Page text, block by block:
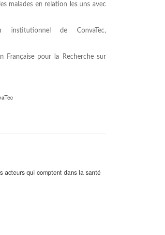
malades en relation les uns avec
de ConvaTec,
Française pour la Recherche sur
acteurs qui comptent dans la santé